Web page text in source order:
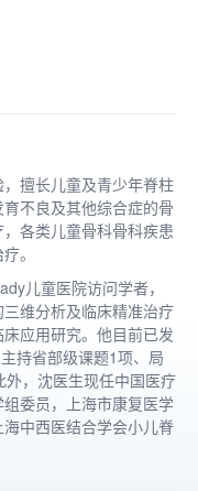
擅长儿童及青少年脊柱
不良及其他综合症的骨
各类儿童骨科骨科疾患
。
儿童医院访问学者，
维分析及临床精准治疗
应用研究。他目前已发
持省部级课题1项、局
，沈医生现任中国医疗
委员，上海市康复医学
中西医结合学会小儿脊